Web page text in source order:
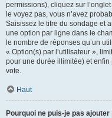
permissions), cliquez sur l’onglet
le voyez pas, vous n’avez
Saisissez le titre du sondage et
une option par ligne dans le
le nombre de réponses qu’un
« Option(s) par l’utilisateur »,
pour une durée illimitée) et
vote.
Haut
Pourquoi ne puis-je pas